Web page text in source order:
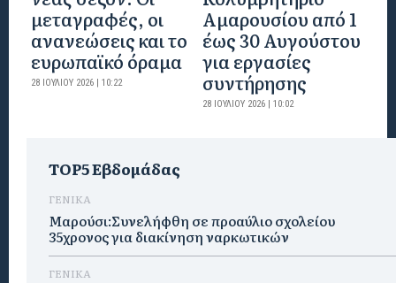
μεταγραφές, οι
ανανεώσεις και το
ευρωπαϊκό όραμα
28 ΙΟΥΛΊΟΥ 2026 | 10:22
Αμαρουσίου από 1
έως 30 Αυγούστου
για εργασίες
συντήρησης
28 ΙΟΥΛΊΟΥ 2026 | 10:02
TOP5 Εβδομάδας
ΓΕΝΙΚΑ
Μαρούσι:Συνελήφθη σε προαύλιο σχολείου
35χρονος για διακίνηση ναρκωτικών
ΓΕΝΙΚΑ